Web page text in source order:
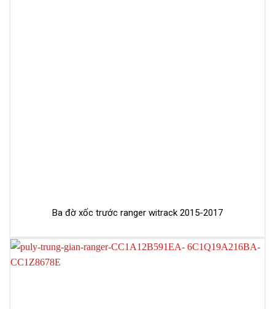
Ba đờ xốc trước ranger witrack 2015-2017